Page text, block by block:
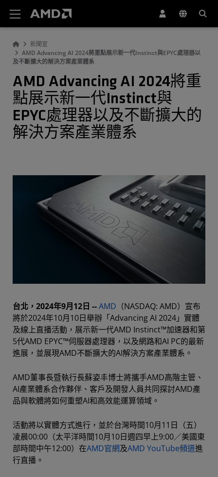
新聞室
AMD Advancing AI 2024將重點展示新一代Instinct與EPYC處理器以
及不斷擴大的解決方案產業體系
AMD Advancing AI 2024將重
點展示新一代Instinct與
EPYC處理器以及不斷擴大的
解決方案產業體系
台北，2024年9月12日 --AMD （NASDAQ: AMD）宣布
將於2024年10月10日舉辦「Advancing AI 2024」實體
及線上直播活動，展示新一代AMD Instinct™加速器和第
5代AMD EPYC™伺服器處理器，以及網路和AI PC的最新
進展，並展現AMD不斷擴大的AI解決方案產業體系。
AMD董事長暨執行長蘇姿丰博士將攜手AMD高階主管、
AI產業體系合作夥伴、客戶及開發人員共同探討AMD產
品與軟體將如何重塑AI和高效能運算領域。
活動將以實體方式進行，並於台灣時間10月11日（五）
凌晨00:00（太平洋時間10月10日週四早上9:00／美國東
部時間中午12:00）在AMD官網及AMD YouTube頻道進
行直播。